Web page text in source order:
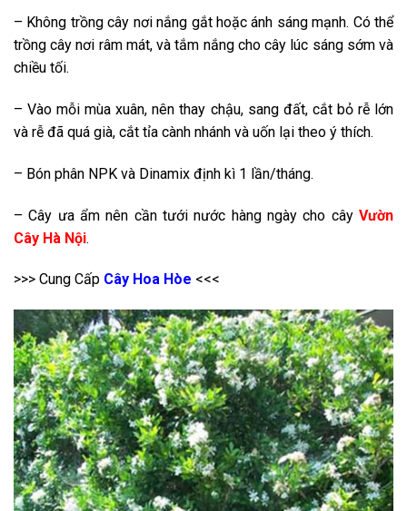
– Không trồng cây nơi nắng gắt hoặc ánh sáng mạnh. Có thể
trồng cây nơi râm mát, và tắm nắng cho cây lúc sáng sớm và
chiều tối.
– Vào mỗi mùa xuân, nên thay chậu, sang đất, cắt bỏ rễ lớn
và rễ đã quá già, cắt tỉa cành nhánh và uốn lại theo ý thích.
– Bón phân NPK và Dinamix định kì 1 lần/tháng.
– Cây ưa ẩm nên cần tưới nước hàng ngày cho cây Vườn
Cây Hà Nội.
>>> Cung Cấp Cây Hoa Hòe <<<